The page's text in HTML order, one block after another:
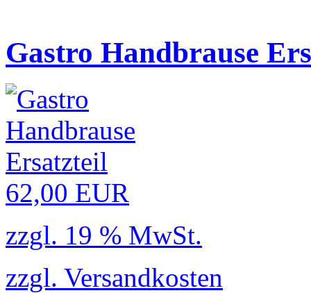
Gastro Handbrause
62,00 EUR
zzgl. 19 % MwSt.
zzgl. Versandkosten